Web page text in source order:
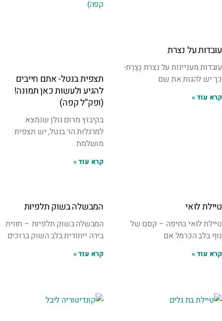
עובדות על נצרת
עובדות מעניינות על נצרת נָצֶרֶת-
כך יש להגות את שם
קרא עוד »
תצפית בנטל- אתם חייבים
להגיע ולעשות כאן תמונה!
(ופק”ל קפה)
בקיבוץ מרום גולן שנמצא
למרגלות הר בנטל, יש תצפית
מושלמת
קרא עוד »
טיילת לואי
טיילת לואי בחיפה – קסם של
נוף בלב הכרמל אם
קרא עוד »
המבשלה בשוק תלפיות
המבשלה בשוק תלפיות – חווית
בירה ייחודית בלב השוק ברוכים
קרא עוד »